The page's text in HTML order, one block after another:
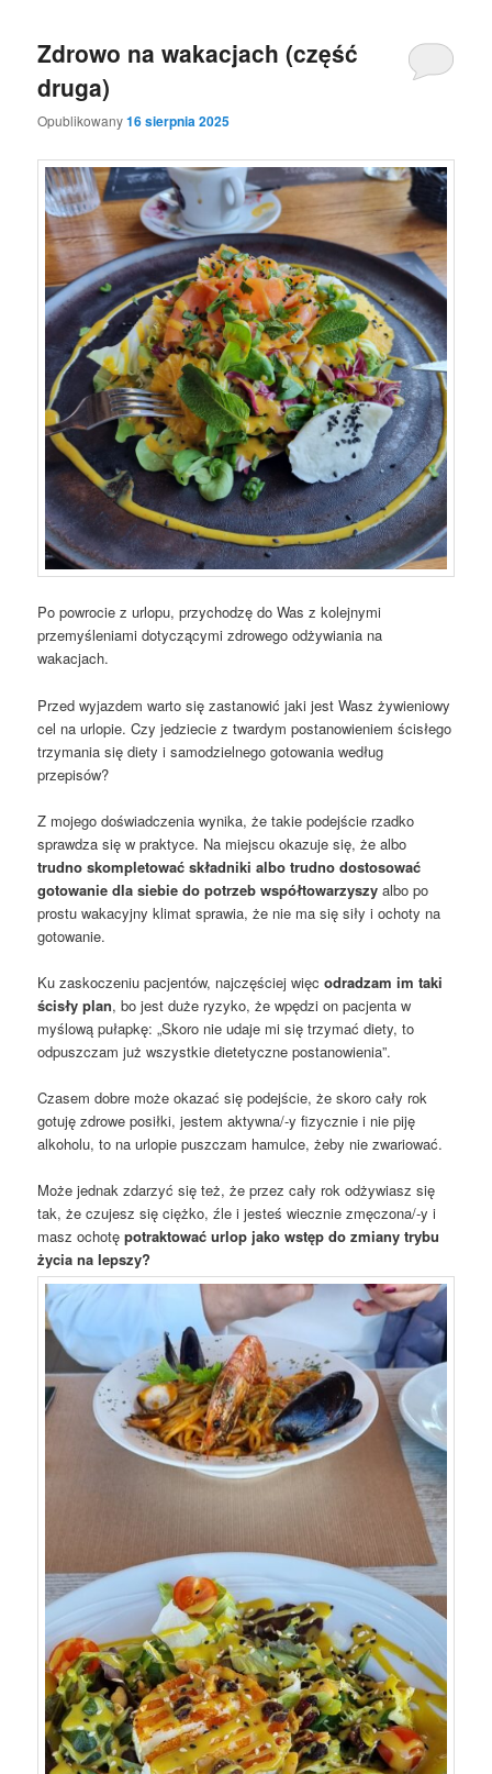
Zdrowo na wakacjach (część
druga)
Opublikowany16 sierpnia 2025
Po powrocie z urlopu, przychodzę do Was z kolejnymi
przemyśleniami dotyczącymi zdrowego odżywiania na
wakacjach.
Przed wyjazdem warto się zastanowić jaki jest Wasz żywieniowy
cel na urlopie. Czy jedziecie z twardym postanowieniem ścisłego
trzymania się diety i samodzielnego gotowania według
przepisów?
Z mojego doświadczenia wynika, że takie podejście rzadko
sprawdza się w praktyce. Na miejscu okazuje się, że albo
trudno skompletować składniki albo trudno dostosować
gotowanie dla siebie do potrzeb współtowarzyszy albo po
prostu wakacyjny klimat sprawia, że nie ma się siły i ochoty na
gotowanie.
Ku zaskoczeniu pacjentów, najczęściej więcodradzam im taki
ścisły plan, bo jest duże ryzyko, że wpędzi on pacjenta w
myślową pułapkę: „Skoro nie udaje mi się trzymać diety, to
odpuszczam już wszystkie dietetyczne postanowienia”.
Czasem dobre może okazać się podejście, że skoro cały rok
gotuję zdrowe posiłki, jestem aktywna/-y fizycznie i nie piję
alkoholu, to na urlopie puszczam hamulce, żeby nie zwariować.
Może jednak zdarzyć się też, że przez cały rok odżywiasz się
tak, że czujesz się ciężko, źle i jesteś wiecznie zmęczona/-y i
masz ochotępotraktować urlop jako wstęp do zmiany trybu
życia na lepszy?